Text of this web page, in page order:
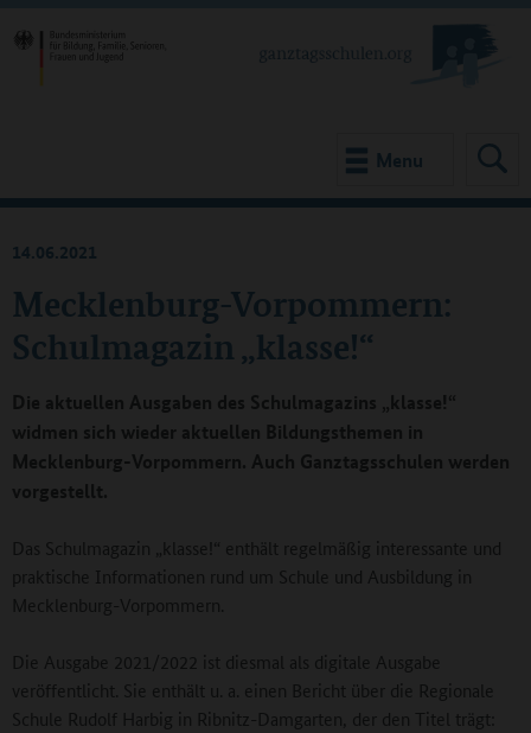
Menu
Mecklenburg-Vorpommern:
Schulmagazin „klasse!“
14.06.2021
Die aktuellen Ausgaben des Schulmagazins „klasse!“
widmen sich wieder aktuellen Bildungsthemen in
Mecklenburg-Vorpommern. Auch Ganztagsschulen werden
vorgestellt.
Das Schulmagazin „klasse!“ enthält regelmäßig interessante und
praktische Informationen rund um Schule und Ausbildung in
Mecklenburg-Vorpommern.
Die Ausgabe 2021/2022 ist diesmal als digitale Ausgabe
veröffentlicht. Sie enthält u. a. einen Bericht über die Regionale
Schule Rudolf Harbig in Ribnitz-Damgarten, der den Titel trägt: